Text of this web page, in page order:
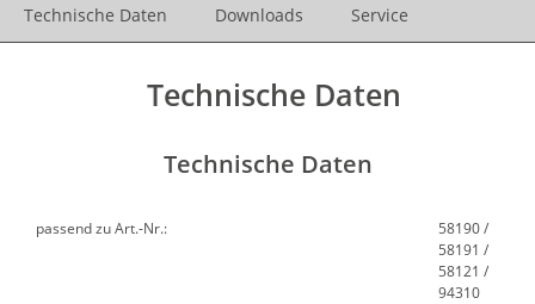
Technische Daten Downloads Service
Technische Daten
Technische Daten
passend zu Art.-Nr.:
58190 /
58191 /
58121 /
94310